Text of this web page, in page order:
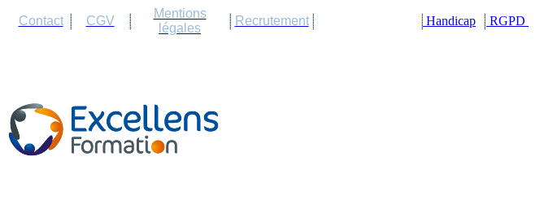
Contact CGV
Mentions
légales
Recrutement Handicap RGPD